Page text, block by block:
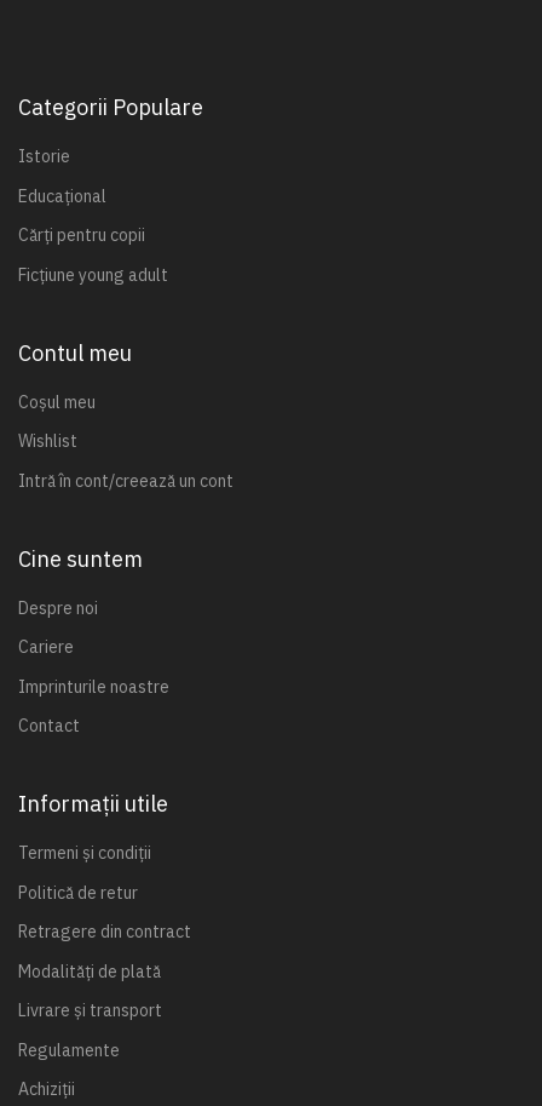
Categorii Populare
Istorie
Educațional
Cărți pentru copii
Ficțiune young adult
Contul meu
Coșul meu
Wishlist
Intră în cont/creează un cont
Cine suntem
Despre noi
Cariere
Imprinturile noastre
Contact
Informații utile
Termeni și condiții
Politică de retur
Retragere din contract
Modalități de plată
Livrare și transport
Regulamente
Achiziții